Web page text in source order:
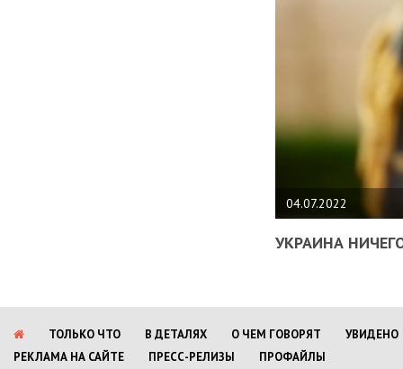
04.07.2022
УКРАИНА
ТОЛЬКО ЧТО В ДЕТАЛЯХ О ЧЕМ ГОВОРЯТ
УВИДЕНО
РЕКЛАМА НА САЙТЕ
ПРЕСС-РЕЛИЗЫ ПРОФАЙЛЫ